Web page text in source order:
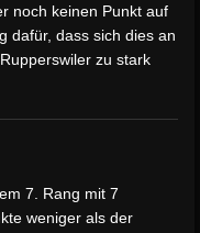
noch keinen Punkt auf
dafür, dass sich dies an
zu stark
7. Rang mit 7
weniger als der